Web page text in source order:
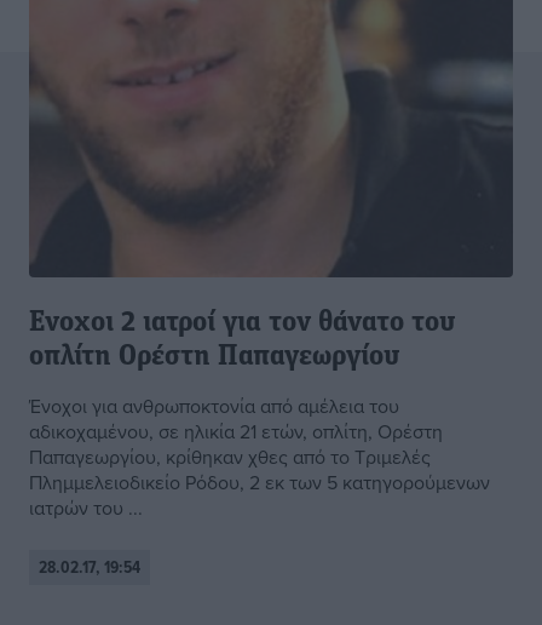
Ενοχοι 2 ιατροί για τον θάνατο του
οπλίτη Ορέστη Παπαγεωργίου
Ένοχοι για ανθρωποκτονία από αμέλεια του
αδικοχαμένου, σε ηλικία 21 ετών, οπλίτη, Ορέστη
Παπαγεωργίου, κρίθηκαν χθες από το Τριμελές
Πλημμελειοδικείο Ρόδου, 2 εκ των 5 κατηγορούμενων
ιατρών του ...
28.02.17, 19:54